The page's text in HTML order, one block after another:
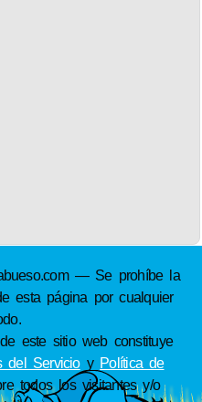
— Se prohíbe la
esta página por cualquier
este sitio web constituye
del Servicioy Política de
todos los visitantes y/o